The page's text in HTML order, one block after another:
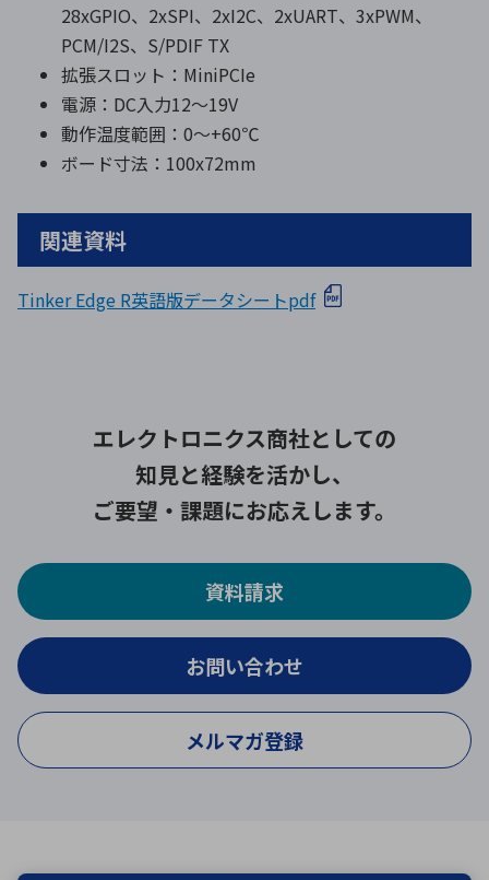
28xGPIO、2xSPI、2xI2C、2xUART、3xPWM、
PCM/I2S、S/PDIF TX
拡張スロット：MiniPCIe
電源：DC入力12～19V
動作温度範囲：0～+60℃
ボード寸法：100x72mm
関連資料
Tinker Edge R英語版データシートpdf
エレクトロニクス商社としての
知見と経験を活かし、
ご要望・課題にお応えします。
資料請求
お問い合わせ
メルマガ登録